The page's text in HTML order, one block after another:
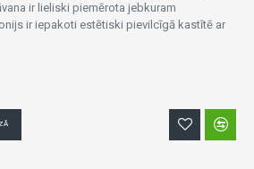
ir lieliski piemērota jebkuram
ir iepakoti estētiski pievilcīgā kastītē ar